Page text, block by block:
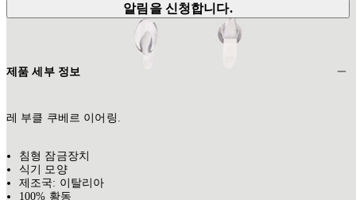
알림을 신청합니다.
제품 세부 정보
레 부클 쿠베르 이어링.
침형 잠금장치
식기 모양
제조국: 이탈리아
100% 황동